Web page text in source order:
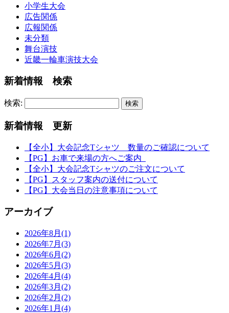
小学生大会
広告関係
広報関係
未分類
舞台演技
近畿一輪車演技大会
新着情報 検索
検索:
新着情報 更新
【全小】大会記念Tシャツ 数量のご確認について
【PG】お車で来場の方へご案内
【全小】大会記念Tシャツのご注文について
【PG】スタッフ案内の送付について
【PG】大会当日の注意事項について
アーカイブ
2026年8月(1)
2026年7月(3)
2026年6月(2)
2026年5月(3)
2026年4月(4)
2026年3月(2)
2026年2月(2)
2026年1月(4)